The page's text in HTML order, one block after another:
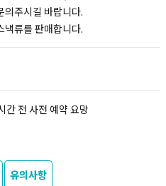
의주시길 바랍니다.
낵류를 판매합니다.
간 전 사전 예약 요망
유의사항